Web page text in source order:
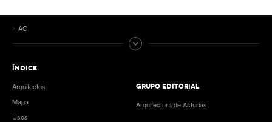
AG
ÍNDICE
Arquitectos
Mapa
Usos
GRUPO EDITORIAL
Arquitectura de Asturias